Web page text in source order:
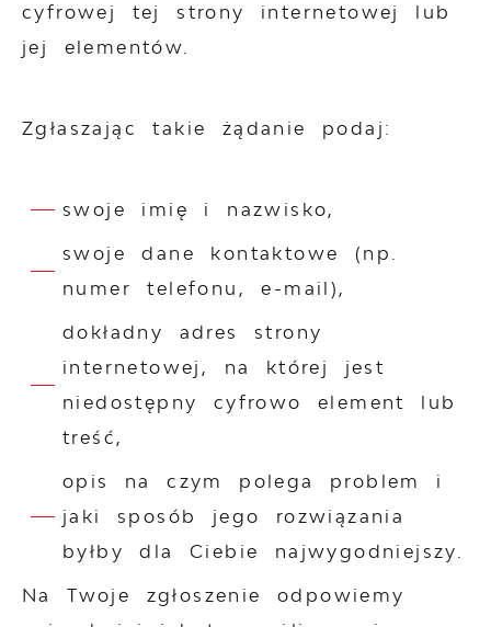
cyfrowej tej strony internetowej lub
jej elementów.
Zgłaszając takie żądanie podaj:
swoje imię i nazwisko,
swoje dane kontaktowe (np.
numer telefonu, e-mail),
dokładny adres strony
internetowej, na której jest
niedostępny cyfrowo element lub
treść,
opis na czym polega problem i
jaki sposób jego rozwiązania
byłby dla Ciebie najwygodniejszy.
Na Twoje zgłoszenie odpowiemy